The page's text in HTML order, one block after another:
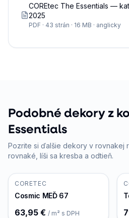
COREtec The Essentials —
2025
PDF · 43 strán · 16 MB · anglicky
Podobné dekory z
Essentials
Pozrite si ďalšie dekory v rovnakej
rovnaké, líši sa kresba a odtieň.
CORETEC
Cosmic MEĎ 67
63,95 € / m² s DPH